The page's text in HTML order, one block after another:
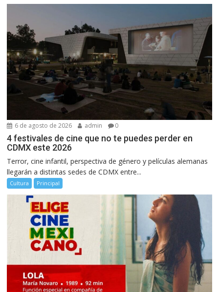
6 de agosto de 2026 admin 0
4 festivales de cine que no te puedes perder en
CDMX este 2026
Terror, cine infantil, perspectiva de género y películas alemanas
llegarán a distintas sedes de CDMX entre...
Cultura Principal